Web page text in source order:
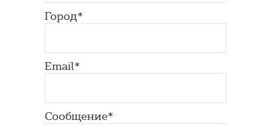
Город*
Email*
Сообщение*